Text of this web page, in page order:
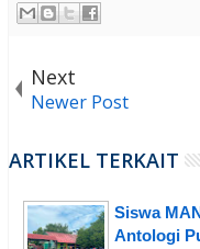
Next
Newer Post
ARTIKEL TERKAIT
Siswa
Antologi